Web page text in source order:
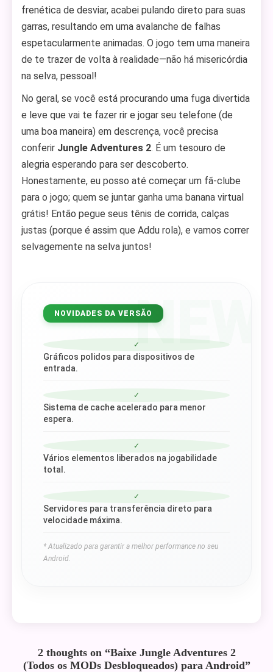
frenética de desviar, acabei pulando direto para suas
garras, resultando em uma avalanche de falhas
espetacularmente animadas. O jogo tem uma maneira
de te trazer de volta à realidade—não há misericórdia
na selva, pessoal!
No geral, se você está procurando uma fuga divertida
e leve que vai te fazer rir e jogar seu telefone (de
uma boa maneira) em descrença, você precisa
conferir Jungle Adventures 2. É um tesouro de
alegria esperando para ser descoberto.
Honestamente, eu posso até começar um fã-clube
para o jogo; quem se juntar ganha uma banana virtual
grátis! Então pegue seus tênis de corrida, calças
justas (porque é assim que Addu rola), e vamos correr
selvagemente na selva juntos!
NEW
NOVIDADES DA VERSÃO
✓
Gráficos polidos para dispositivos de
entrada.
✓
Sistema de cache acelerado para menor
espera.
✓
Vários elementos liberados na jogabilidade
total.
✓
Servidores para transferência direto para
velocidade máxima.
* Atualizado para garantir a melhor performance no seu
Android.
2 thoughts on “Baixe Jungle Adventures 2
(Todos os MODs Desbloqueados) para Android”